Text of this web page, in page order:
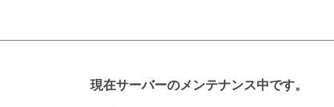
現在サーバーのメンテナンス中です。